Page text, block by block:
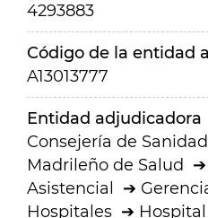
4293883
Código de la entidad
A13013777
Entidad adjudicadora
Consejería de Sanidad
Madrileño de Salud
Asistencial
Hospitales